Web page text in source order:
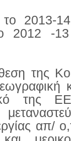
2013-14
-13
της
της
απ/